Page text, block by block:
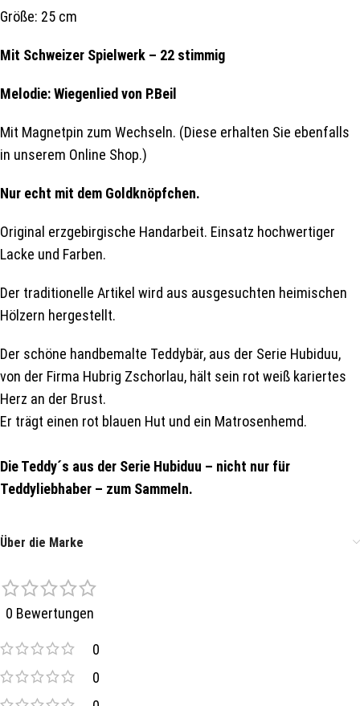
Größe: 25 cm
Mit Schweizer Spielwerk – 22 stimmig
Melodie: Wiegenlied von P.Beil
Mit Magnetpin zum Wechseln. (Diese erhalten Sie ebenfalls
in unserem Online Shop.)
Nur echt mit dem Goldknöpfchen.
Original erzgebirgische Handarbeit. Einsatz hochwertiger
Lacke und Farben.
Der traditionelle Artikel wird aus ausgesuchten heimischen
Hölzern hergestellt.
Der schöne handbemalte Teddybär, aus der Serie Hubiduu,
von der Firma Hubrig Zschorlau, hält sein rot weiß kariertes
Herz an der Brust.
Er trägt einen rot blauen Hut und ein Matrosenhemd.
Die Teddy´s aus der Serie Hubiduu – nicht nur für
Teddyliebhaber – zum Sammeln.
Über die Marke
0 Bewertungen
0
0